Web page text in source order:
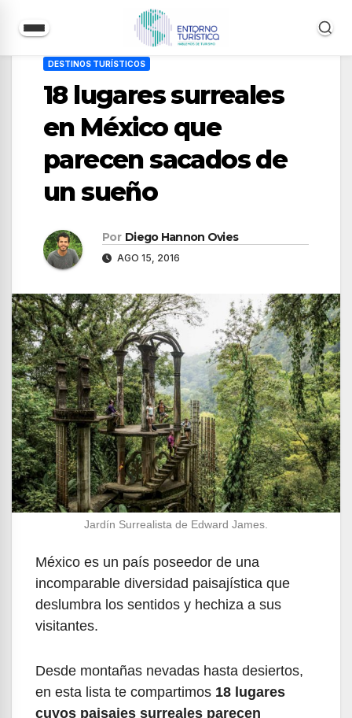
contenido
DESTINOS TURÍSTICOS
18 lugares surreales
en México que
parecen sacados de
un sueño
Por Diego Hannon Ovies
AGO 15, 2016
Jardín Surrealista de Edward James.
México es un país poseedor de una
incomparable diversidad paisajística que
deslumbra los sentidos y hechiza a sus
visitantes.
Desde montañas nevadas hasta desiertos,
en esta lista te compartimos 18 lugares
cuyos paisajes surreales parecen